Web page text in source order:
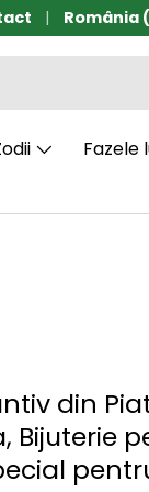
gratuit de
Țară/
România
Fazele
din
Bijuterie